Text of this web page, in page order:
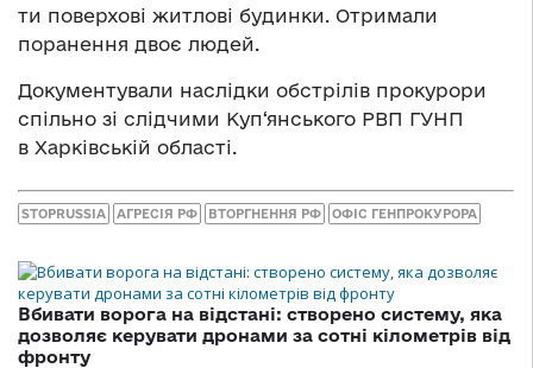
ти поверхові житлові будинки. Отримали
поранення двоє людей.
Документували наслідки обстрілів прокурори
спільно зі слідчими Куп‘янського РВП ГУНП
в Харківській області.
STOPRUSSIA АГРЕСІЯ РФ ВТОРГНЕННЯ РФ ОФІС ГЕНПРОКУРОРА
Вбивати ворога на відстані: створено систему, яка
дозволяє керувати дронами за сотні кілометрів від
фронту